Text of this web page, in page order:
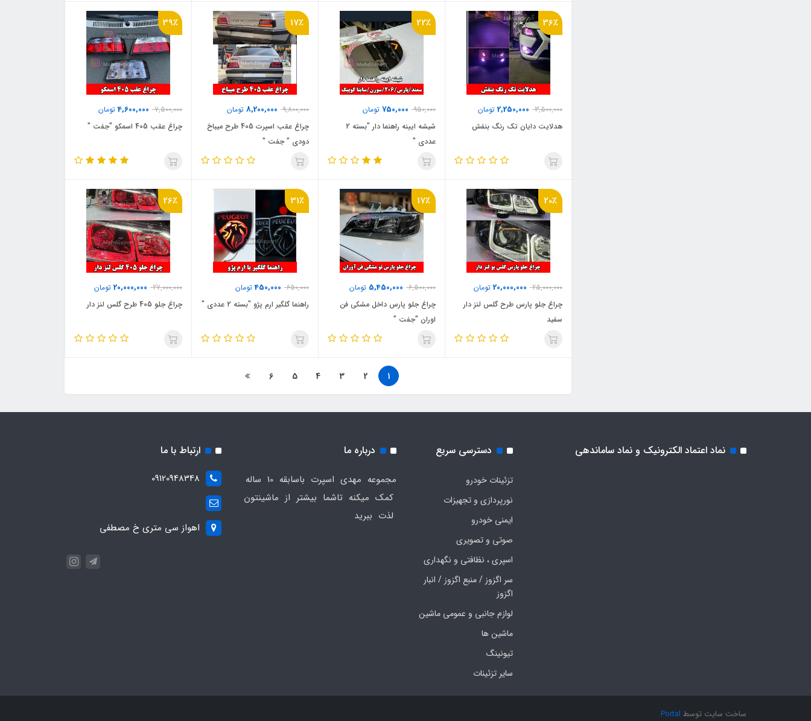
36٪
3,500,000
2,250,000 تومان
هدلایت دایان تک رنگ بنفش
22٪
950,000
750,000 تومان
شیشه ایینه راهنما دار "بسته 2
عددی "
17٪
9,800,000
8,200,000 تومان
چراغ عقب اسپرت 405 طرح میباخ
دودی " جفت "
39٪
7,500,000
4,600,000تومان
چراغ عقب 405 اسمکو "جفت "
20٪
25,000,000
20,000,000 تومان
چراغ جلو پارس طرح گلس لنز دار
سفید
17٪
6,500,000
5,450,000 تومان
چراغ جلو پارس داخل مشکی فن
اوران "جفت "
31٪
650,000
450,000تومان
راهنما گلگیر ارم پژو "بسته 2 عددی "
26٪
27,000,000
20,000,000 تومان
چراغ جلو 405 طرح گلس لنز دار
1
2
3
4
5
6
نماد اعتماد الکترونیک و نماد ساماندهی دسترسی سریع
تزئینات خودرو
نورپردازی و تجهیزات
ایمنی خودرو
صوتی و تصویری
اسپری ، نظافتی و نگهداری
سر اگزوز / منبع اگزوز / انبار
اگزوز
لوازم جانبی و عمومی ماشین
ماشین ها
تیونینگ
سایر تزئینات
درباره ما
مجموعه مهدی اسپرت باسابقه 10 ساله
کمک میکنه تاشما بیشتر از ماشینتون
لذت ببرید
ارتباط با ما
09120948348
اهواز سی متری خ مصطفی
ساخت سایت توسط Portal